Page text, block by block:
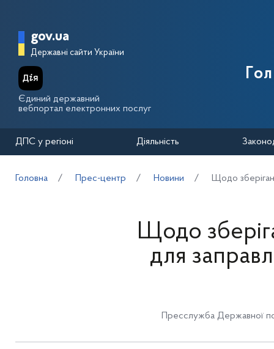
Головна сторінка Державної
gov.ua
Державні сайти України
Єдиний державний
вебпортал електронних послуг
ДПС у регіоні Діяльність
Головна Прес-центр Новини Щодо
Щодо
для
Пресслужба Державної